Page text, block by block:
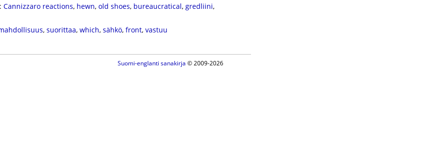
Cannizzaro reactions, hewn, old shoes, bureaucratical, gredliini,
, suorittaa, which, sähkö, front, vastuu
Suomi-englanti sanakirja © 2009-2026